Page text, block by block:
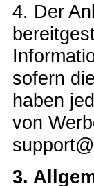
4. Der
sofern
haben
von
3.